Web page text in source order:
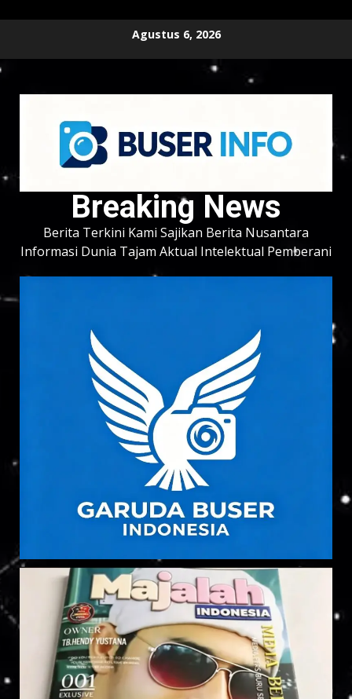
content
Agustus 6, 2026
Breaking News
Berita Terkini Kami Sajikan Berita Nusantara
Informasi Dunia Tajam Aktual Intelektual Pemberani